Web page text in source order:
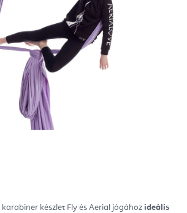
készlet Fly és Aerial jógához ideális